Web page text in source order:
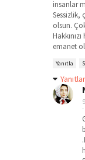
insanlar
Sessizlik,
olsun.
emanet
Yanıtla
Yanıtlar